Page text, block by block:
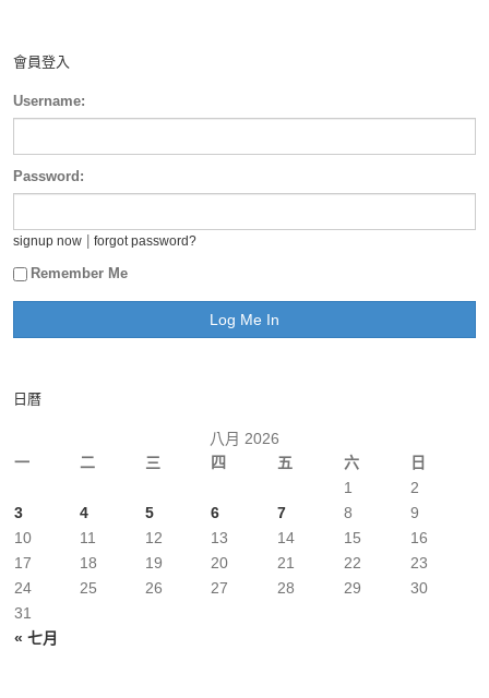
會員登入
Username:
Password:
signup now forgot password?
Remember Me
日曆
八月 2026
一
二 三 四 五 六 日
« 七月
1
2
3
4 5 6 7 8
9
10
11 12 13 14 15
16
17
18 19 20 21 22
23
24
25 26 27 28 29
30
31